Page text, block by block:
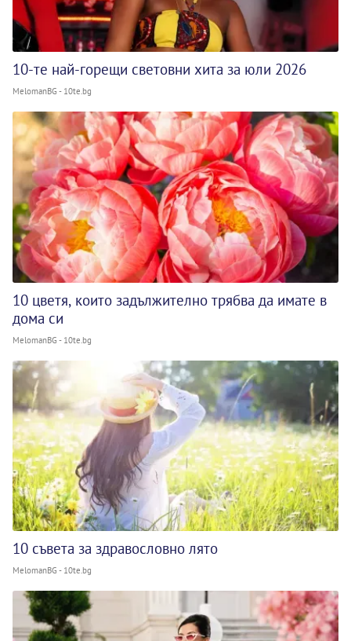
10-те най-горещи световни хита за юли 2026
MelomanBG - 10te.bg
10 цветя, които задължително трябва да имате в
дома си
MelomanBG - 10te.bg
10 съвета за здравословно лято
MelomanBG - 10te.bg